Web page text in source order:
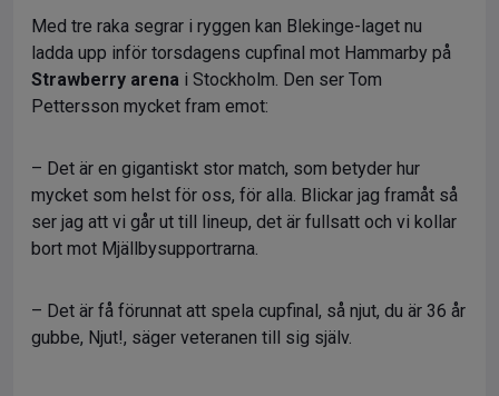
Med tre raka segrar i ryggen kan Blekinge-laget nu
ladda upp inför torsdagens cupfinal mot Hammarby på
Strawberry arena i Stockholm. Den ser Tom
Pettersson mycket fram emot:
– Det är en gigantiskt stor match, som betyder hur
mycket som helst för oss, för alla. Blickar jag framåt så
ser jag att vi går ut till lineup, det är fullsatt och vi kollar
bort mot Mjällbysupportrarna.
– Det är få förunnat att spela cupfinal, så njut, du är 36 år
gubbe, Njut!, säger veteranen till sig själv.